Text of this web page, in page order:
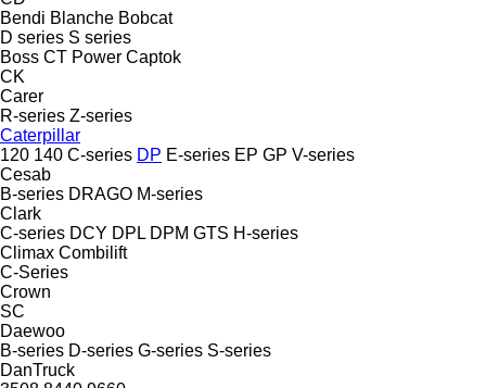
Bendi Blanche Bobcat
D series S series
Boss CT Power Captok
CK
Carer
R-series Z-series
Caterpillar
120 140 C-series DP E-series EP GP V-series
Cesab
B-series DRAGO M-series
Clark
C-series DCY DPL DPM GTS H-series
Climax Combilift
C-Series
Crown
SC
Daewoo
B-series D-series G-series S-series
DanTruck